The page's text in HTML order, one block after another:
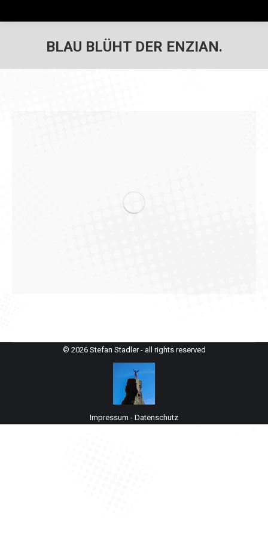
BLAU BLÜHT DER ENZIAN.
© 2026 Stefan Stadler - all rights reserved
Impressum - Datenschutz